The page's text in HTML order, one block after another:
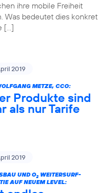
ihre mobile Freiheit
Was bedeutet dies konkret
[…]
2019
METZE, CCO:
Produkte sind
als nur Tarife
2019
UND O2WEITERSURF-
AUF NEUEM LEVEL: